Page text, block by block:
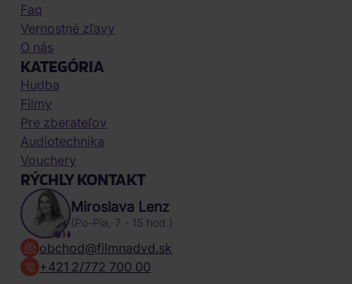
Faq
Vernostné zľavy
O nás
KATEGÓRIA
Hudba
Filmy
Pre zberateľov
Audiotechnika
Vouchery
RÝCHLY KONTAKT
Miroslava Lenz
(Po-Pia, 7 - 15 hod.)
obchod@filmnadvd.sk
+421 2/772 700 00